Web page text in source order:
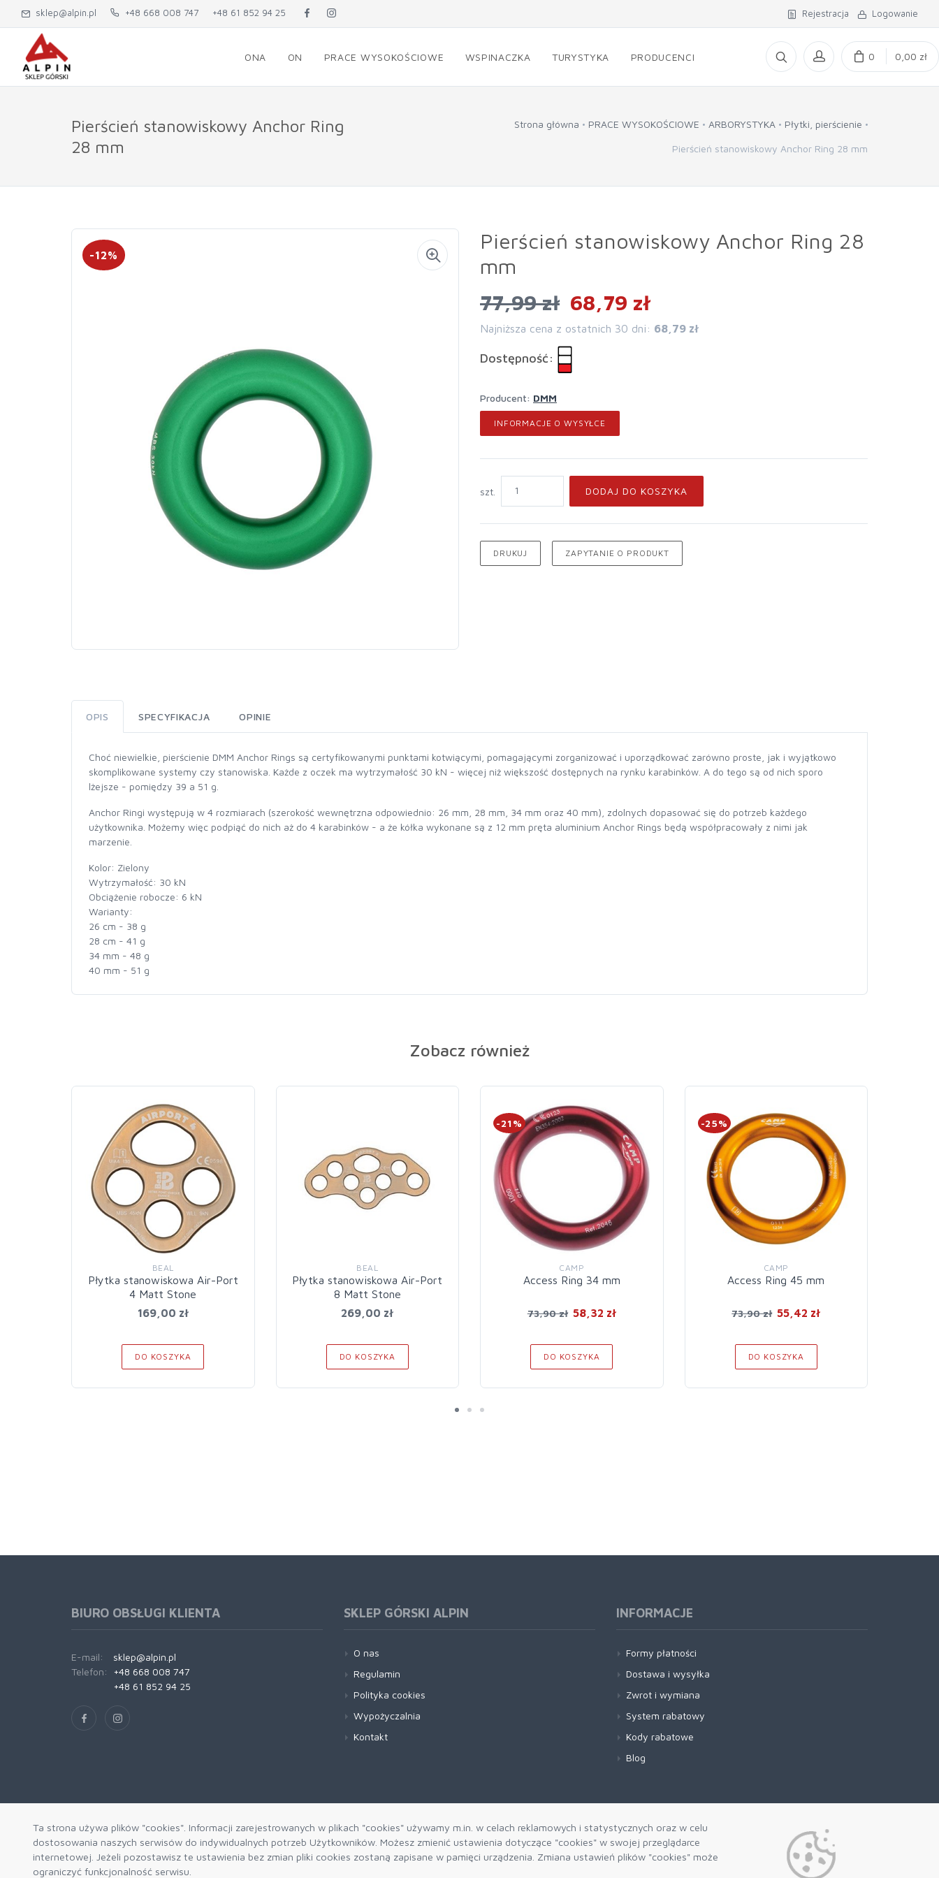
Ta strona używa plików "cookies". Informacji zarejestrowanych w plikach "cookies" używamy m.in. w celach reklamowych i statystycznych oraz w celu
dostosowania naszych serwisów do indywidualnych potrzeb Użytkowników. Możesz zmienić ustawienia dotyczące "cookies" w swojej przeglądarce
internetowej. Jeżeli pozostawisz te ustawienia bez zmian pliki cookies zostaną zapisane w pamięci urządzenia. Zmiana ustawień plików "cookies" może
ograniczyć funkcjonalność serwisu.
sklep@alpin.pl +48 668 008 747 +48 61 852 94 25 Rejestracja Logowanie
ONA ON PRACE WYSOKOŚCIOWE WSPINACZKA TURYSTYKA PRODUCENCI 0 0,00 zł
Pierścień stanowiskowy Anchor Ring
28 mm
Strona główna PRACE WYSOKOŚCIOWE ARBORYSTYKA Płytki, pierścienie
Pierścień stanowiskowy Anchor Ring 28 mm
-12%
Pierścień stanowiskowy Anchor Ring 28
mm
77,99 zł 68,79 zł
Najniższa cena z ostatnich 30 dni: 68,79 zł
Dostępność:
Producent: DMM
INFORMACJE O WYSYŁCE
szt. DODAJ DO KOSZYKA
DRUKUJ ZAPYTANIE O PRODUKT
OPIS SPECYFIKACJA OPINIE
Choć niewielkie, pierścienie DMM Anchor Rings są certyfikowanymi punktami kotwiącymi, pomagającymi zorganizować i uporządkować zarówno proste, jak i wyjątkowo
skomplikowane systemy czy stanowiska. Każde z oczek ma wytrzymałość 30 kN - więcej niż większość dostępnych na rynku karabinków. A do tego są od nich sporo
lżejsze - pomiędzy 39 a 51 g.
Anchor Ringi występują w 4 rozmiarach (szerokość wewnętrzna odpowiednio: 26 mm, 28 mm, 34 mm oraz 40 mm), zdolnych dopasować się do potrzeb każdego
użytkownika. Możemy więc podpiąć do nich aż do 4 karabinków - a że kółka wykonane są z 12 mm pręta aluminium Anchor Rings będą współpracowały z nimi jak
marzenie.
Kolor: Zielony
Wytrzymałość: 30 kN
Obciążenie robocze: 6 kN
Warianty:
26 cm - 38 g
28 cm - 41 g
34 mm - 48 g
40 mm - 51 g
Zobacz również
BEAL
Płytka stanowiskowa Air-Port
4 Matt Stone
169,00 zł
DO KOSZYKA
BEAL
Płytka stanowiskowa Air-Port
8 Matt Stone
269,00 zł
DO KOSZYKA
-21%
CAMP
Access Ring 34 mm
73,90 zł 58,32 zł
DO KOSZYKA
-25%
CAMP
Access Ring 45 mm
73,90 zł 55,42 zł
DO KOSZYKA
BIURO OBSŁUGI KLIENTA
E-mail:
sklep@alpin.pl
Telefon:
+48 668 008 747
+48 61 852 94 25
SKLEP GÓRSKI ALPIN
O nas
Regulamin
Polityka cookies
Wypożyczalnia
Kontakt
INFORMACJE
Formy płatności
Dostawa i wysyłka
Zwrot i wymiana
System rabatowy
Kody rabatowe
Blog